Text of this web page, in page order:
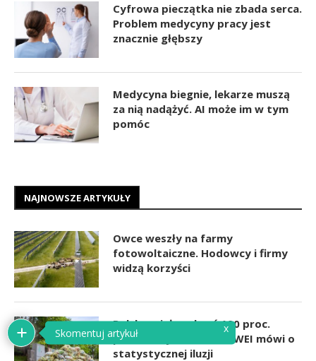
Cyfrowa pieczątka nie zbada serca.
Problem medycyny pracy jest
znacznie głębszy
Medycyna biegnie, lekarze muszą
za nią nadążyć. AI może im w tym
pomóc
NAJNOWSZE ARTYKUŁY
Owce weszły na farmy
fotowoltaiczne. Hodowcy i firmy
widzą korzyści
Polska miała zebrać 100 proc.
plastikowych butelek. WEI mówi o
statystycznej iluzji